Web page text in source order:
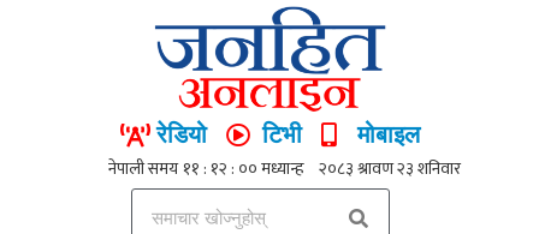
रेडियो टिभी मोबाइल